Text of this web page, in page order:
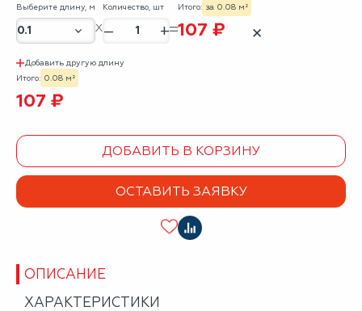
Выберите длину, м Количество, шт
– +
Итого: за 0.08 м²
107 ₽ ✕
Добавить другую длину
Итого: 0.08 м²
107 ₽
ДОБАВИТЬ В КОРЗИНУ
ОСТАВИТЬ ЗАЯВКУ
ОПИСАНИЕ
ХАРАКТЕРИСТИКИ